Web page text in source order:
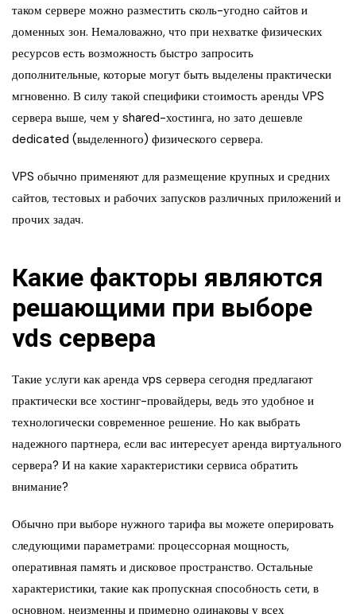
таком сервере можно разместить сколь-угодно сайтов и
доменных зон. Немаловажно, что при нехватке физических
ресурсов есть возможность быстро запросить
дополнительные, которые могут быть выделены практически
мгновенно. В силу такой специфики стоимость аренды VPS
сервера выше, чем у shared-хостинга, но зато дешевле
dedicated (выделенного) физического сервера.
VPS обычно применяют для размещение крупных и средних
сайтов, тестовых и рабочих запусков различных приложений и
прочих задач.
Какие факторы являются
решающими при выборе
vds сервера
Такие услуги как аренда vps сервера сегодня предлагают
практически все хостинг-провайдеры, ведь это удобное и
технологически современное решение. Но как выбрать
надежного партнера, если вас интересует аренда виртуального
сервера? И на какие характеристики сервиса обратить
внимание?
Обычно при выборе нужного тарифа вы можете оперировать
следующими параметрами: процессорная мощность,
оперативная память и дисковое пространство. Остальные
характеристики, такие как пропускная способность сети, в
основном, неизменны и примерно одинаковы у всех